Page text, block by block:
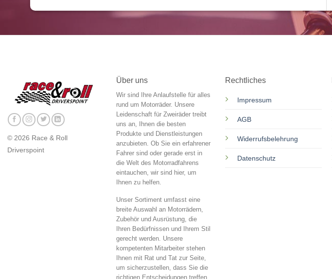
© 2026 Race & Roll
Driverspoint
Über uns
Wir sind Ihre Anlaufstelle für alles
rund um Motorräder. Unsere
Leidenschaft für Zweiräder treibt
uns an, Ihnen die besten
Produkte und Dienstleistungen
anzubieten. Ob Sie ein erfahrener
Fahrer sind oder gerade erst in
die Welt des Motorradfahrens
eintauchen, wir sind hier, um
Ihnen zu helfen.
Unser Sortiment umfasst eine
breite Auswahl an Motorrädern,
Zubehör und Ausrüstung, die
Ihren Bedürfnissen und Ihrem Stil
gerecht werden. Unsere
kompetenten Mitarbeiter stehen
Ihnen mit Rat und Tat zur Seite,
um sicherzustellen, dass Sie die
richtigen Entscheidungen treffen.
Rechtliches
Impressum
AGB
Widerrufsbelehrung
Datenschutz